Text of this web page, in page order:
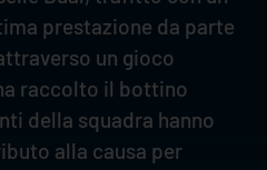
prestazione da parte
un gioco
raccolto il bottino
della squadra hanno
alla causa per